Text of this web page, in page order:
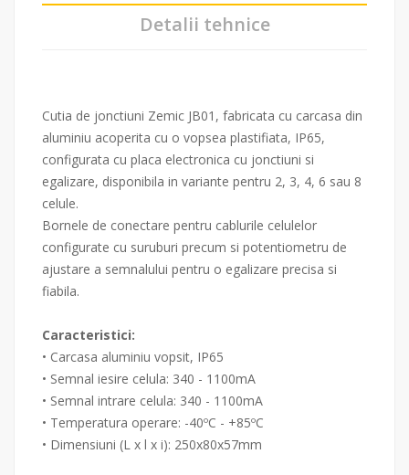
Detalii tehnice
Cutia de jonctiuni Zemic JB01, fabricata cu carcasa din
aluminiu acoperita cu o vopsea plastifiata, IP65,
configurata cu placa electronica cu jonctiuni si
egalizare, disponibila in variante pentru 2, 3, 4, 6 sau 8
celule.
Bornele de conectare pentru cablurile celulelor
configurate cu suruburi precum si potentiometru de
ajustare a semnalului pentru o egalizare precisa si
fiabila.
Caracteristici:
• Carcasa aluminiu vopsit, IP65
• Semnal iesire celula: 340 - 1100mA
• Semnal intrare celula: 340 - 1100mA
• Temperatura operare: -40ºC - +85ºC
• Dimensiuni (L x l x i): 250x80x57mm